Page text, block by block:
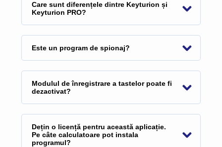
Care sunt diferențele dintre Keyturion și
Keyturion PRO?
Este un program de spionaj?
Modulul de înregistrare a tastelor poate fi
dezactivat?
Dețin o licență pentru această aplicație.
Pe câte calculatoare pot instala
programul?